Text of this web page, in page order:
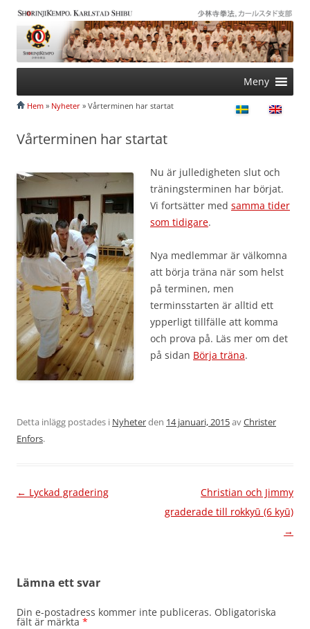
< >
Hoppa
Meny
Hem » Nyheter » Vårterminen har startat
Vårterminen har startat
Nu är julledigheten slut och
träningsterminen har börjat.
Vi fortsätter med samma tider
som tidigare.
Nya medlemmar är välkomna
att börja träna när som helst
på terminen, men
terminsstarten är alltid ett
ypperligt tillfälle att komma
och prova på. Läs mer om det
på sidan Börja träna.
Detta inlägg postades i Nyheterden 14 januari, 2015avChrister
Enfors.
Inläggsnavigering
← Lyckad gradering
Christian och Jimmy
graderade till rokkyū (6 kyū)
→
Lämna ett svar
Din e-postadress kommer inte publiceras. Obligatoriska
fält är märkta *